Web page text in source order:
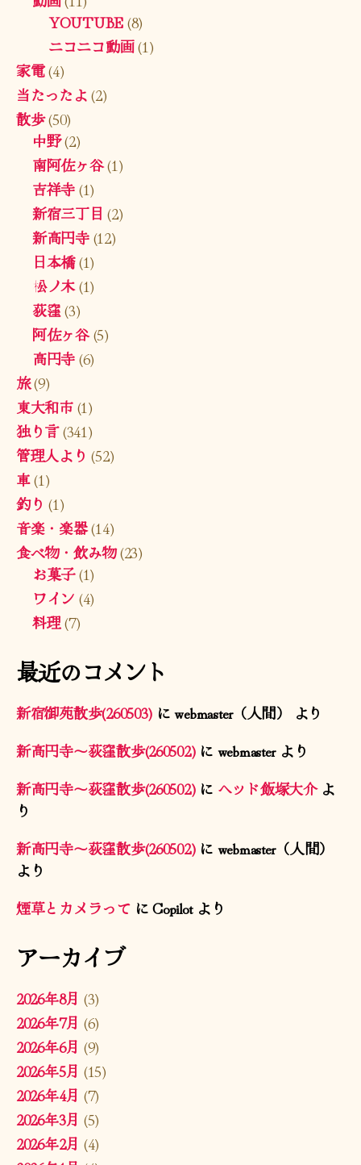
YOUTUBE(8)
ニコニコ動画(1)
家電(4)
当たったよ(2)
散歩(50)
中野(2)
南阿佐ヶ谷(1)
吉祥寺(1)
新宿三丁目 (2)
新高円寺(12)
日本橋(1)
松ノ木(1)
荻窪(3)
阿佐ヶ谷(5)
高円寺(6)
旅(9)
東大和市(1)
独り言(341)
管理人より (52)
車(1)
釣り (1)
音楽・楽器(14)
食べ物・飲み物(23)
お菓子(1)
ワイン (4)
料理(7)
最近のコメント
新宿御苑散歩(260503) にwebmaster（人間）
より
新高円寺〜荻窪散歩(260502)に webmasterより
新高円寺〜荻窪散歩(260502)に ヘッド飯塚大介よ
り
新高円寺〜荻窪散歩(260502)に webmaster（人間）
より
煙草とカメラってにCopilotより
アーカイブ
2026年8月 (3)
2026年7月 (6)
2026年6月 (9)
2026年5月 (15)
2026年4月 (7)
2026年3月 (5)
2026年2月 (4)